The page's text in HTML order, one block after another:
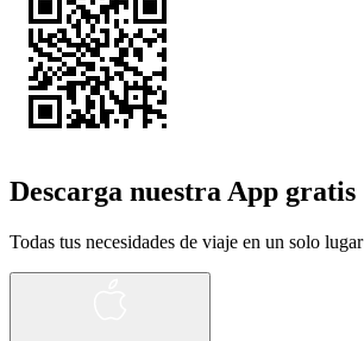
Descarga nuestra App gratis
Todas tus necesidades de viaje en un solo lugar